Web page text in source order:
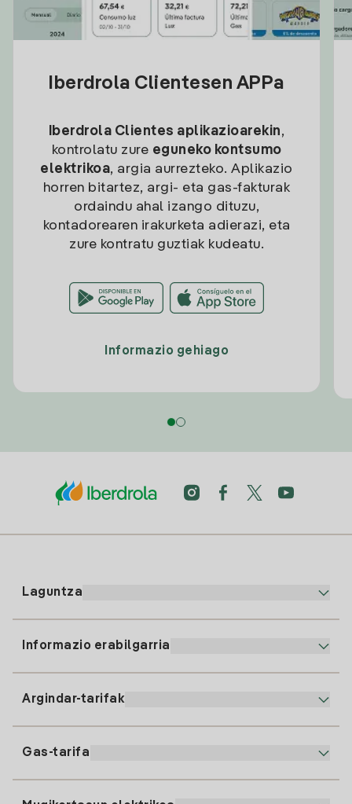
Iberdrola Clientesen APPa
Iberdrola Clientes aplikazioarekin,
kontrolatu zure eguneko kontsumo
elektrikoa, argia aurrezteko. Aplikazio
horren bitartez, argi- eta gas-fakturak
ordaindu ahal izango dituzu,
kontadorearen irakurketa adierazi, eta
zure kontratu guztiak kudeatu.
Informazio gehiago
Laguntza
91 919 52 73
clientes@tuiberdrola.es
Informazio erabilgarria
Argindar-tarifak
Gas-tarifa